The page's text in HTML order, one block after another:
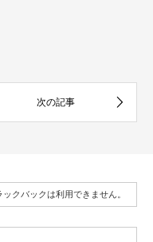
ックバックは利用できません。